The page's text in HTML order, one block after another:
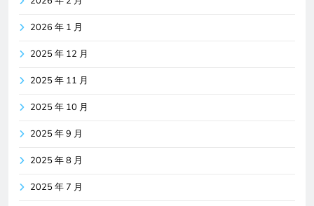
2026 年 1 月
2025 年 12 月
2025 年 11 月
2025 年 10 月
2025 年 9 月
2025 年 8 月
2025 年 7 月